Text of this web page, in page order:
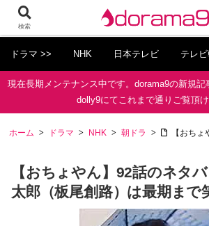
ドラマ >> NHK 日本テレビ テレビ
現在長期メンテナンス中です。dorama9の新規記
dolly9にてこれまで通りご覧頂け
ホーム ドラマ NHK 朝ドラ 【おち
【おちょやん】92話のネタ
太郎（板尾創路）は最期まで
検索